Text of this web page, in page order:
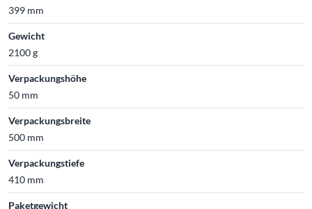
399 mm
Gewicht
2100 g
Verpackungshöhe
50 mm
Verpackungsbreite
500 mm
Verpackungstiefe
410 mm
Paketgewicht